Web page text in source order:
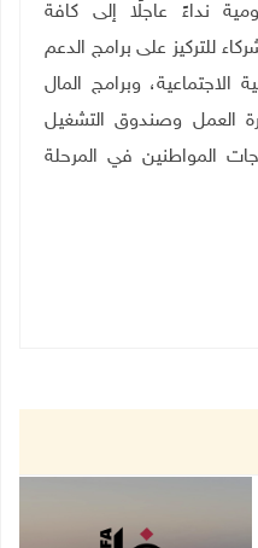
نداءً عاجلًا إلى كافة
للتركيز على برامج الدعم
الاجتماعية، وبرامج المال
العمل وصندوق التشغيل
المواطنين في المرحلة